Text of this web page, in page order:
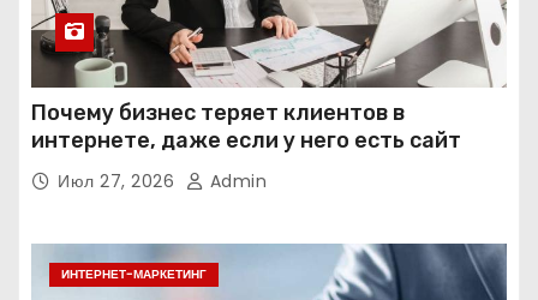
Почему бизнес теряет клиентов в
интернете, даже если у него есть сайт
Июл 27, 2026 Admin
ИНТЕРНЕТ-МАРКЕТИНГ